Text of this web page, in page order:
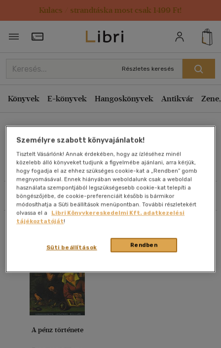
Kulacs / strandtáska most csak 1499 Ft!
Törzsvásárlói Kártya adatai
Részletes keresés
Könyvek E-könyvek Hangoskönyvek Antikvár
Művei
Szűrés Rendezés
Rendezés
Kiadás éve szerint csökkenő
Ár szerint csökkenő
Eladott darabszám szerint csökkenő
Eladott darabszám szerint növekvő
Cím szerint A-Z
Szerző szerint A-Z
Megjelenítés
20 db / oldal
Alkalmaz
A pénz története
Személyre szabott könyvajánlatok!
Tisztelt Vásárlónk! Annak érdekében, hogy az ízléséhez minél
közelebb álló könyveket tudjunk a figyelmébe ajánlani, arra kérjük,
hogy fogadja el az ehhez szükséges cookie-kat a „Rendben” gomb
megnyomásával. Ennek hiányában weboldalunk csak a weboldal
használata szempontjából legszükségesebb cookie-kat telepíti a
böngészőjébe, de cookie-preferenciáit később is bármikor
módosíthatja a Süti beállítások menüpontban. További részletekért
olvassa el a
Libri Könyvkereskedelmi Kft. adatkezelési
tájékoztatóját!
Rendben
Süti beállítások